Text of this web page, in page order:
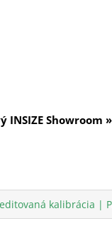
INSIZE
kalibrácia |